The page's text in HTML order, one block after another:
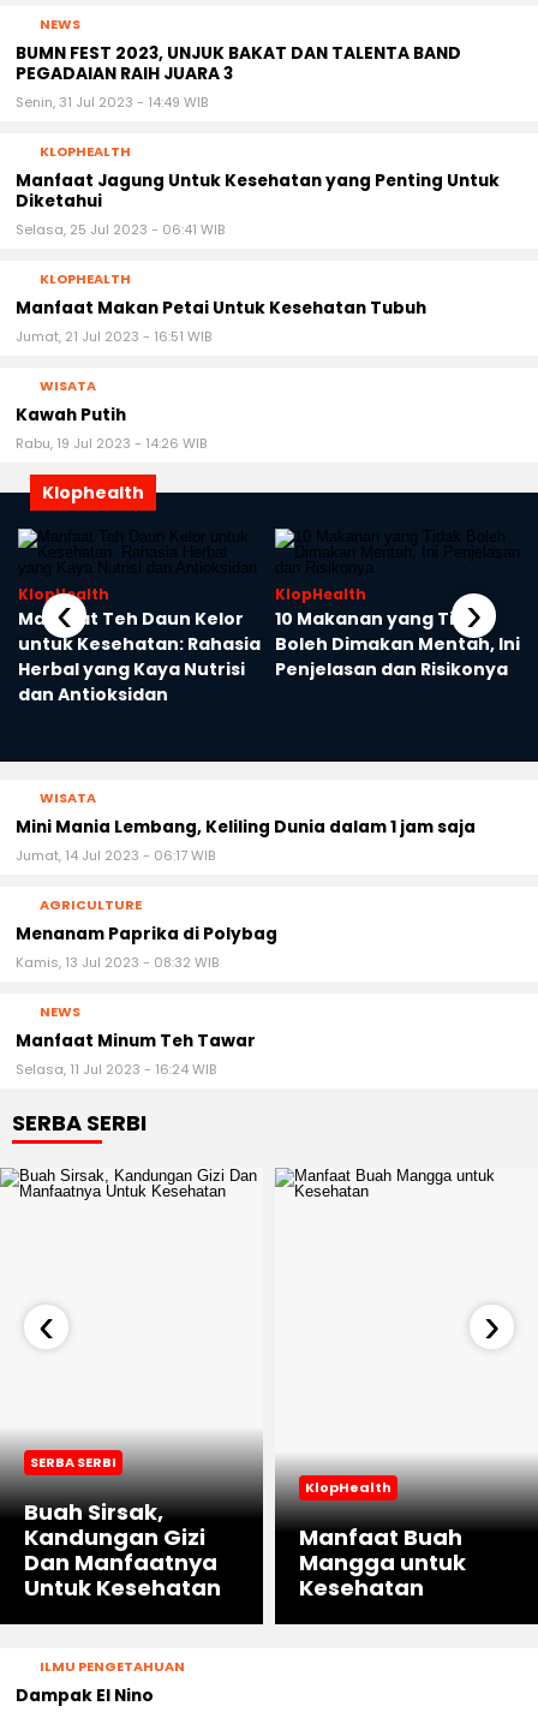
NEWS
BUMN FEST 2023, UNJUK BAKAT DAN TALENTA BAND
PEGADAIAN RAIH JUARA 3
Senin, 31 Jul 2023 - 14:49 WIB
KLOPHEALTH
Manfaat Jagung Untuk Kesehatan yang Penting Untuk
Diketahui
Selasa, 25 Jul 2023 - 06:41 WIB
KLOPHEALTH
Manfaat Makan Petai Untuk Kesehatan Tubuh
Jumat, 21 Jul 2023 - 16:51 WIB
WISATA
Kawah Putih
Rabu, 19 Jul 2023 - 14:26 WIB
Klophealth
KlopHealth
Manfaat Teh Daun Kelor
untuk Kesehatan: Rahasia
Herbal yang Kaya Nutrisi
dan Antioksidan
KlopHealth
10 Makanan yang Tidak
Boleh Dimakan Mentah, Ini
Penjelasan dan Risikonya
‹ ›
WISATA
Mini Mania Lembang, Keliling Dunia dalam 1 jam saja
Jumat, 14 Jul 2023 - 06:17 WIB
AGRICULTURE
Menanam Paprika di Polybag
Kamis, 13 Jul 2023 - 08:32 WIB
NEWS
Manfaat Minum Teh Tawar
Selasa, 11 Jul 2023 - 16:24 WIB
SERBA SERBI
SERBA SERBI
Buah Sirsak,
Kandungan Gizi
Dan Manfaatnya
Untuk Kesehatan
KlopHealth
Manfaat Buah
Mangga untuk
Kesehatan
‹ ›
ILMU PENGETAHUAN
Dampak El Nino